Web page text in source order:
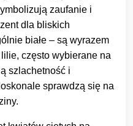
zaufanie i
dla bliskich
białe – są wyrazem
często wybierane na
szlachetność i
sprawdzą się na